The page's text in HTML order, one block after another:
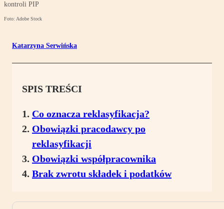
kontroli PIP
Foto: Adobe Stock
Katarzyna Serwińska
SPIS TREŚCI
Co oznacza reklasyfikacja?
Obowiązki pracodawcy po
reklasyfikacji
Obowiązki współpracownika
Brak zwrotu składek i podatków